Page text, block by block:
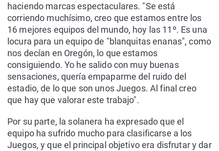
haciendo marcas espectaculares. "Se está
corriendo muchísimo, creo que estamos entre los
16 mejores equipos del mundo, hoy las 11º. Es una
locura para un equipo de "blanquitas enanas", como
nos decían en Oregón, lo que estamos
consiguiendo. Yo he salido con muy buenas
sensaciones, quería empaparme del ruido del
estadio, de lo que son unos Juegos. Al final creo
que hay que valorar este trabajo".
Por su parte, la solanera ha expresado que el
equipo ha sufrido mucho para clasificarse a los
Juegos, y que el principal objetivo era disfrutar y dar